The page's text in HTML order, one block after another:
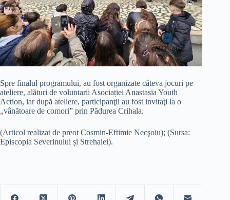
Spre finalul programului, au fost organizate câteva jocuri pe
ateliere, alături de voluntarii Asociației Anastasia Youth
Action, iar după ateliere, participanţii au fost invitaţi la o
„vânătoare de comori” prin Pădurea Crihala.
(Articol realizat de preot Cosmin-Eftimie Necşoiu); (Sursa:
Episcopia Severinului și Strehaiei).